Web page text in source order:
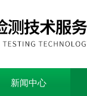
新闻中心